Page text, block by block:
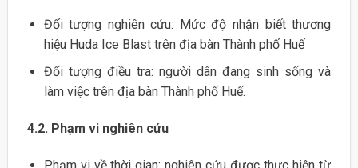
Đối tượng nghiên cứu: Mức độ nhận biết thương
hiệu Huda Ice Blast trên địa bàn Thành phố Huế
Đối tượng điều tra: người dân đang sinh sống và
làm việc trên địa bàn Thành phố Huế.
4.2. Phạm vi nghiên cứu